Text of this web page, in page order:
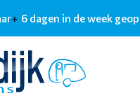
6 dagen in de week